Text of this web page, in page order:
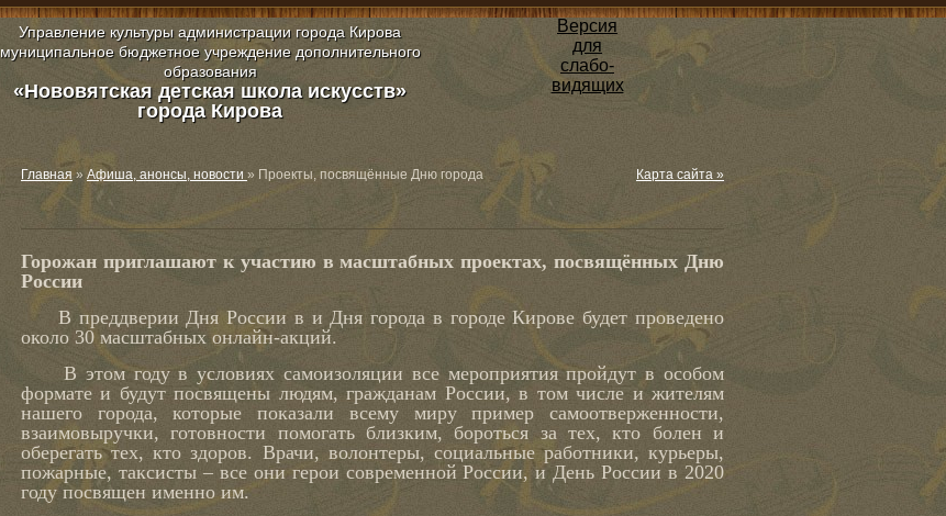
Управление культуры администрации города Кирова
муниципальное бюджетное учреждение дополнительного
образования
«Нововятская детская школа искусств»
города Кирова
Версия
для
слабо-
видящих
Карта сайта »
Главная » Афиша, анонсы, новости » Проекты, посвящённые Дню города
Горожан приглашают к участию в масштабных проектах, посвящённых Дню
России
В преддверии Дня России в и Дня города в городе Кирове будет проведено
около 30 масштабных онлайн-акций.
В этом году в условиях самоизоляции все мероприятия пройдут в особом
формате и будут посвящены людям, гражданам России, в том числе и жителям
нашего города, которые показали всему миру пример самоотверженности,
взаимовыручки, готовности помогать близким, бороться за тех, кто болен и
оберегать тех, кто здоров. Врачи, волонтеры, социальные работники, курьеры,
пожарные, таксисты – все они герои современной России, и День России в 2020
году посвящен именно им.